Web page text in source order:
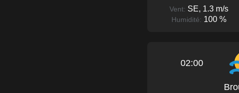
Vent: SE, 1.3 m/s
Humidité: 100 %
02:00